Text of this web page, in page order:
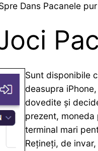
Dans Pacanele
Sunt disponibile
deasupra
dovedite și
prezent, moneda
terminal mari
Rețineți, de